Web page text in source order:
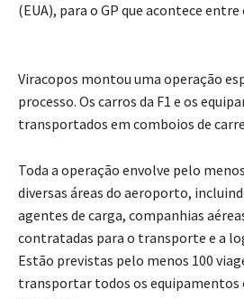
(EUA), para o GP que acontece entre
Viracopos montou uma operação
processo. Os carros da F1 e os
transportados em comboios de
Toda a operação envolve pelo
diversas áreas do aeroporto,
agentes de carga, companhias
contratadas para o transporte e a
Estão previstas pelo menos 100
transportar todos os equipamentos